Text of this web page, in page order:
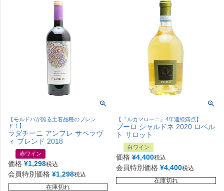
【モルドバが誇る土着品種のブレン
ド！】
ラダチーニ アンプレ サペラヴ
ィ ブレンド 2018
赤ワイン
価格 ¥1,298税込
会員特別価格 ¥1,298税込
在庫切れ
【『ルカマローニ』4年連続満点】
プーロ シャルドネ 2020 ロベル
ト サロット
白ワイン
価格 ¥4,400税込
会員特別価格 ¥4,400税込
在庫切れ